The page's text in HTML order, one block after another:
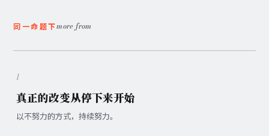
同一命题下more from
1
真正的改变从停下来开始
以不努力的方式，持续努力。